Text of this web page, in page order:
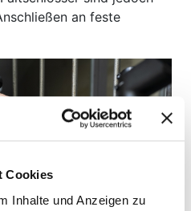
Cookies
Inhalte und Anzeigen zu
an feste